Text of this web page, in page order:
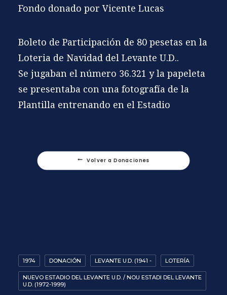
Fondo donado por Vicente Lucas
Boleto de Participación de 80 pesetas en la
Loteria de Navidad del Levante U.D..
Se jugaban el número 36.321 y la papeleta
se presentaba con una fotografía de la
Plantilla entrenando en el Estadio
Volver a Donaciones
1974 DONACIÓN LEVANTE U.D. (1941 - LOTERÍA
NUEVO ESTADIO DEL LEVANTE U.D. / NOU ESTADI DEL LEVANTE
U.D. (1972-1999)